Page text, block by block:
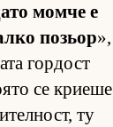
момче е
по­зьор»,
гор­дост
се кри­еше
ту